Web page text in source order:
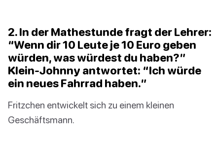
2. In der Mathestunde fragt der Lehrer:
“Wenn dir 10 Leute je 10 Euro geben
würden, was würdest du haben?”
Klein-Johnny antwortet: “Ich würde
ein neues Fahrrad haben.”
Fritzchen entwickelt sich zu einem kleinen
Geschäftsmann.